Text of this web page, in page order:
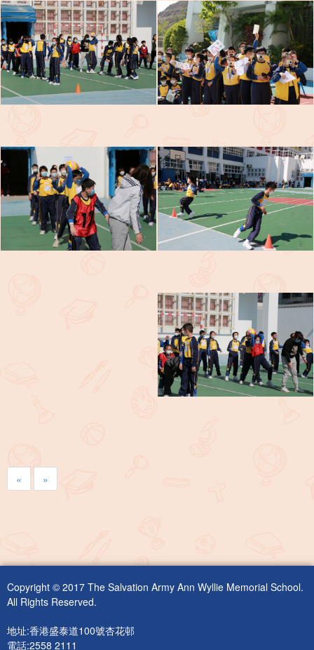
« »
Copyright © 2017 The Salvation Army Ann Wyllie Memorial School.
All Rights Reserved.
地址:香港盛泰道100號杏花邨
電話:2558 2111